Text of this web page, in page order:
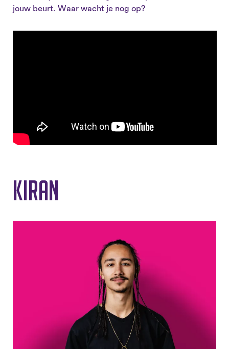
jouw beurt. Waar wacht je nog op?
Kiran